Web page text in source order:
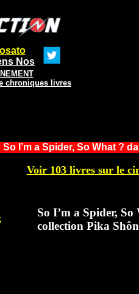
Nos
chroniques livres
I’m a Spider, So What ?
Voir 103 livres sur le
So I’m a Spider,
collection Pika